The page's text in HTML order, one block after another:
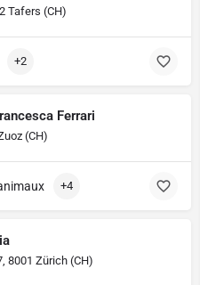
Tafers (CH)
+2
Ferrari
(CH)
+4
8001 Zürich (CH)